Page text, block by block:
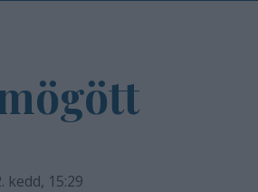
kedd, 15:29